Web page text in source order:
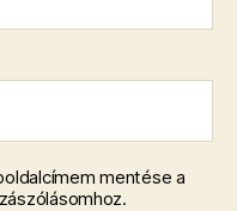
mentése a